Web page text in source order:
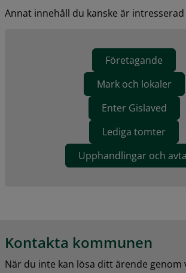
Annat innehåll du kanske är intresserad
Företagande
Mark och lokaler
Enter Gislaved
Lediga tomter
Upphandlingar och
Kontakta kommunen
När du inte kan lösa ditt ärende genom